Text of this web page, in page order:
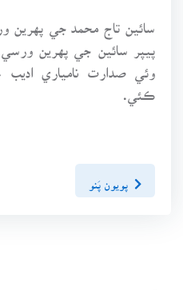
پيپر سائين جي پهرين
وئي صدارت نامياري اديب